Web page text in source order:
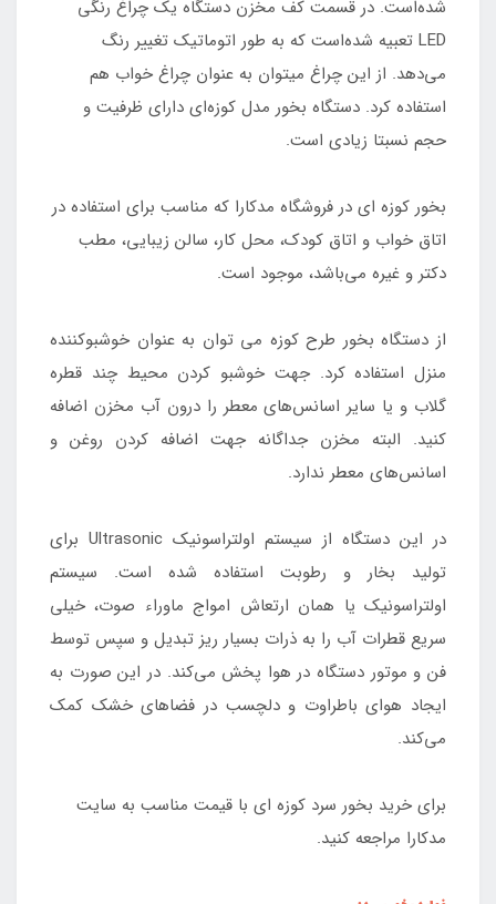
شده‎‌است. در قسمت کف مخزن دستگاه یک چراغ رنگی
LED تعبیه شده‌است که به طور اتوماتیک تغییر رنگ
می‌دهد. از این چراغ میتوان به عنوان چراغ خواب هم
استفاده کرد. دستگاه بخور مدل کوزه‌ای دارای ظرفیت و
حجم نسبتا زیادی است.
بخور کوزه ای در فروشگاه مدکارا که مناسب برای استفاده در
اتاق خواب و اتاق کودک، محل کار، سالن زیبایی، مطب
دکتر و غیره می‌باشد، موجود است.
از دستگاه بخور طرح کوزه می توان به عنوان خوشبو‌کننده
منزل استفاده کرد. جهت خوشبو کردن محیط چند قطره
گلاب و یا سایر اسانس‌های معطر را درون آب مخزن اضافه
کنید. البته مخزن جداگانه جهت اضافه کردن روغن و
اسانس‌های معطر ندارد.
در این دستگاه از سیستم اولتراسونیک Ultrasonic برای
تولید بخار و رطوبت استفاده شده است. سیستم
اولتراسونیک یا همان ارتعاش امواج ماوراء صوت، خیلی
سریع قطرات آب را به ذرات بسیار ریز تبدیل و سپس توسط
فن و موتور دستگاه در هوا پخش می‌‌کند. در این صورت به
ایجاد هوای باطراوت و دلچسب در فضاهای خشک کمک
می‌‌کند.
برای خرید بخور سرد کوزه ای با قیمت مناسب به سایت
مدکارا مراجعه کنید.